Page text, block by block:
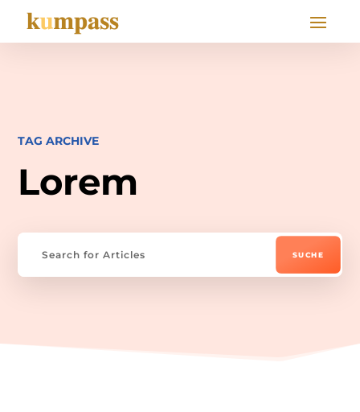
TAG ARCHIVE
Lorem